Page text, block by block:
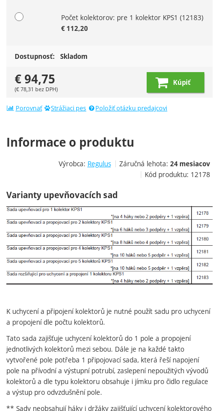
Počet kolektorov: pre 1 kolektor KPS1(12183)
€ 112,20
Dostupnosť: Skladom
€94,75
(€ 78,31 bez DPH)
Kúpiť
Porovnať Strážiaci pes Položiť otázku predajcovi
Informace o produktu
Výrobca: Regulus Záručná lehota: 24 mesiacov
Kód produktu: 12178
Varianty upevňovacích sad
K uchycení a připojení kolektorů je nutné použít sadu pro uchycení
a propojení dle počtu kolektorů.
Tato sada zajišťuje uchycení kolektorů do 1 pole a propojení
jednotlivých kolektorů mezi sebou. Dále je na každé takto
vytvořené pole potřeba 1 připojovací sada, která řeší napojení
pole na přívodní a výstupní potrubí, zaslepení nepoužitých vývodů
kolektorů a dle typu kolektoru obsahuje i jímku pro čidlo regulace
a výstup pro odvzdušnění pole.
** Sady neobsahují háky i držáky zajišťující uchycení kolektorového